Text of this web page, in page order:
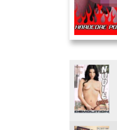
Rectal Exam